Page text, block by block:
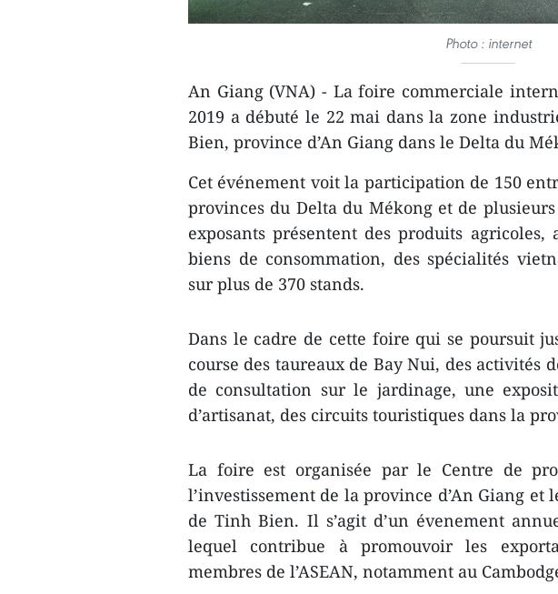
Photo : internet
An Giang (VNA) - La foire commerciale
2019 a débuté le 22 mai dans la zone
Bien, province d’An Giang dans le Delta du
Cet événement voit la participation de 150
provinces du Delta du Mékong et de
exposants présentent des produits agricoles,
biens de consommation, des spécialités
sur plus de 370 stands.
Dans le cadre de cette foire qui se poursuit
course des taureaux de Bay Nui, des activités
de consultation sur le jardinage, une
d’artisanat, des circuits touristiques dans la
La foire est organisée par le Centre de
l’investissement de la province d’An Giang
de Tinh Bien. Il s’agit d’un évenement
lequel contribue à promouvoir les
membres de l’ASEAN, notamment au